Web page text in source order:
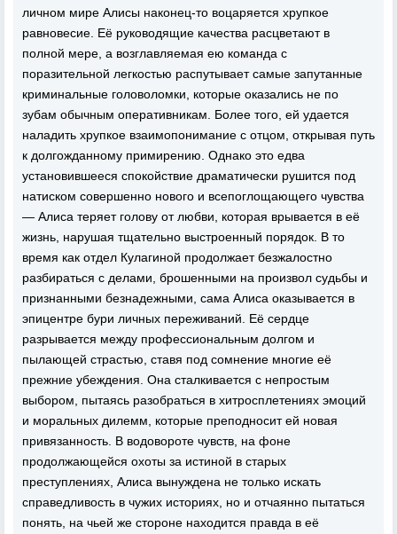
личном мире Алисы наконец-то воцаряется хрупкое
равновесие. Её руководящие качества расцветают в
полной мере, а возглавляемая ею команда с
поразительной легкостью распутывает самые запутанные
криминальные головоломки, которые оказались не по
зубам обычным оперативникам. Более того, ей удается
наладить хрупкое взаимопонимание с отцом, открывая путь
к долгожданному примирению. Однако это едва
установившееся спокойствие драматически рушится под
натиском совершенно нового и всепоглощающего чувства
— Алиса теряет голову от любви, которая врывается в её
жизнь, нарушая тщательно выстроенный порядок. В то
время как отдел Кулагиной продолжает безжалостно
разбираться с делами, брошенными на произвол судьбы и
признанными безнадежными, сама Алиса оказывается в
эпицентре бури личных переживаний. Её сердце
разрывается между профессиональным долгом и
пылающей страстью, ставя под сомнение многие её
прежние убеждения. Она сталкивается с непростым
выбором, пытаясь разобраться в хитросплетениях эмоций
и моральных дилемм, которые преподносит ей новая
привязанность. В водовороте чувств, на фоне
продолжающейся охоты за истиной в старых
преступлениях, Алиса вынуждена не только искать
справедливость в чужих историях, но и отчаянно пытаться
понять, на чьей же стороне находится правда в её